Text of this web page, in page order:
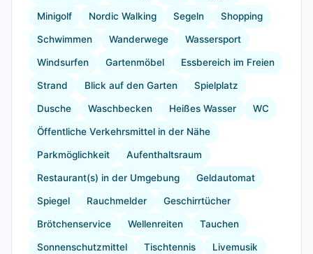
Minigolf Nordic Walking Segeln Shopping
Schwimmen Wanderwege Wassersport
Windsurfen Gartenmöbel Essbereich im Freien
Strand Blick auf den Garten Spielplatz
Dusche Waschbecken Heißes Wasser WC
Öffentliche Verkehrsmittel in der Nähe
Parkmöglichkeit Aufenthaltsraum
Restaurant(s) in der Umgebung Geldautomat
Spiegel Rauchmelder Geschirrtücher
Brötchenservice Wellenreiten Tauchen
Sonnenschutzmittel Tischtennis Livemusik